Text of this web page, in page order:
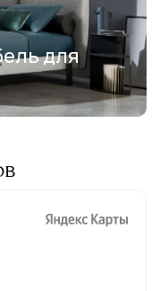
для